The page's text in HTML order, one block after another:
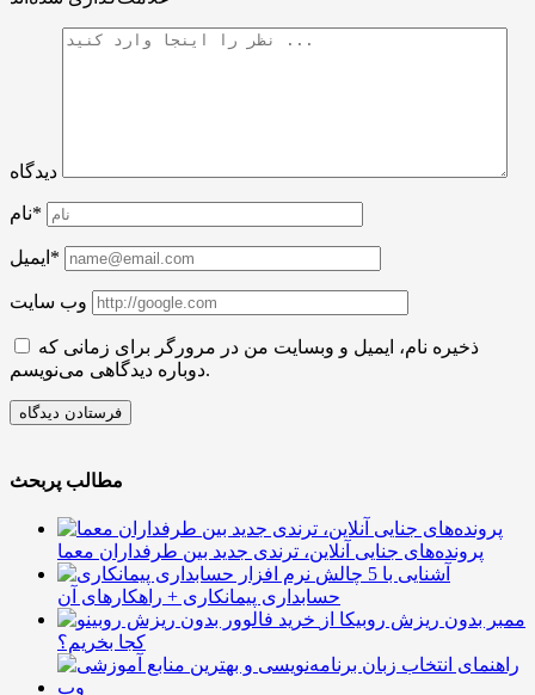
دیدگاه
نام*
ایمیل*
وب سایت
ذخیره نام، ایمیل و وبسایت من در مرورگر برای زمانی که
دوباره دیدگاهی می‌نویسم.
مطالب پربحث
پرونده‌های جنایی آنلاین، ترندی جدید بین طرفداران معما
آشنایی با 5 چالش
حسابداری پیمانکاری + راهکارهای آن
ممبر بدون ریزش روبیکا از
کجا بخریم؟